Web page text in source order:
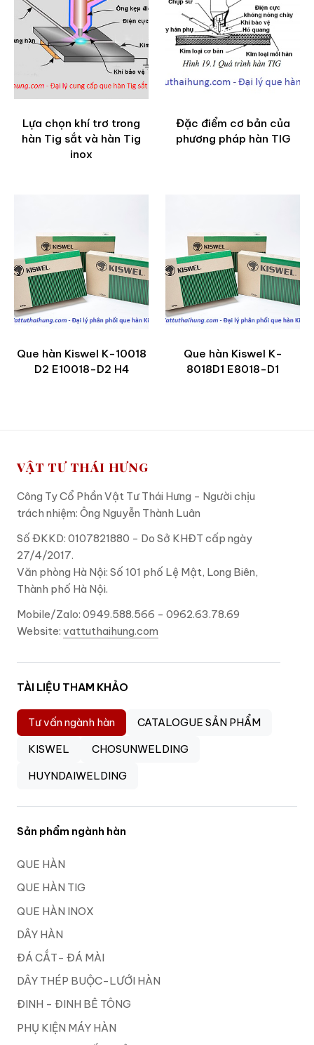
Lựa chọn khí trơ trong
hàn Tig sắt và hàn Tig
inox
Đặc điểm cơ bản của
phương pháp hàn TIG
Que hàn Kiswel K-10018
D2 E10018-D2 H4
Que hàn Kiswel K-
8018D1 E8018-D1
VẬT TƯ THÁI HƯNG
Công Ty Cổ Phần Vật Tư Thái Hưng - Người chịu
trách nhiệm: Ông Nguyễn Thành Luân
Số ĐKKD: 0107821880 - Do Sở KHĐT cấp ngày
27/4/2017.
Văn phòng Hà Nội: Số 101 phố Lệ Mật, Long Biên,
Thành phố Hà Nội.
Mobile/Zalo: 0949.588.566 - 0962.63.78.69
Website: vattuthaihung.com
TÀI LIỆU THAM KHẢO
Tư vấn ngành hàn
CATALOGUE SẢN PHẨM
KISWEL
CHOSUNWELDING
HUYNDAIWELDING
Sản phẩm ngành hàn
QUE HÀN
QUE HÀN TIG
QUE HÀN INOX
DÂY HÀN
ĐÁ CẮT- ĐÁ MÀI
DÂY THÉP BUỘC-LƯỚI HÀN
ĐINH - ĐINH BÊ TÔNG
PHỤ KIỆN MÁY HÀN